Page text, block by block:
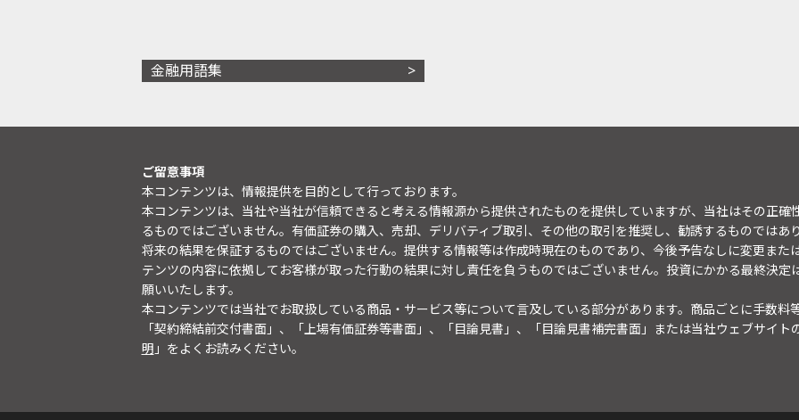
金融用語集
ご留意事項
本コンテンツは、情報提供を目的として行っております。
本コンテンツは、当社や当社が信頼できると考える情報源から提供されたものを提供していますが、当社はその正
るものではございません。有価証券の購入、売却、デリバティブ取引、その他の取引を推奨し、勧誘するものではあ
将来の結果を保証するものではございません。提供する情報等は作成時現在のものであり、今後予告なしに変更また
テンツの内容に依拠してお客様が取った行動の結果に対し責任を負うものではございません。投資にかかる最終決
願いいたします。
本コンテンツでは当社でお取扱している商品・サービス等について言及している部分があります。商品ごとに手数料
「契約締結前交付書面」、「上場有価証券等書面」、「目論見書」、「目論見書補完書面」または当社ウェブサイト
明 」をよくお読みください。